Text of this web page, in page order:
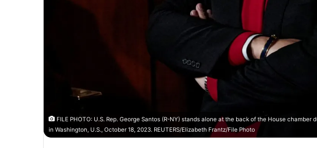
FILE PHOTO: U.S. Rep. George Santos (R-NY) stands alone at the back of the House
in Washington, U.S., October 18, 2023. REUTERS/Elizabeth Frantz/File Photo